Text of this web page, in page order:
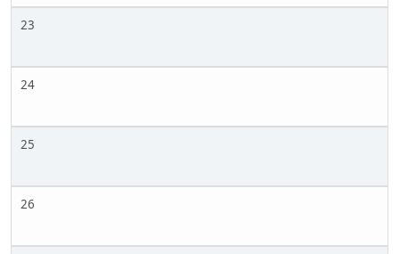
23
24
25
26